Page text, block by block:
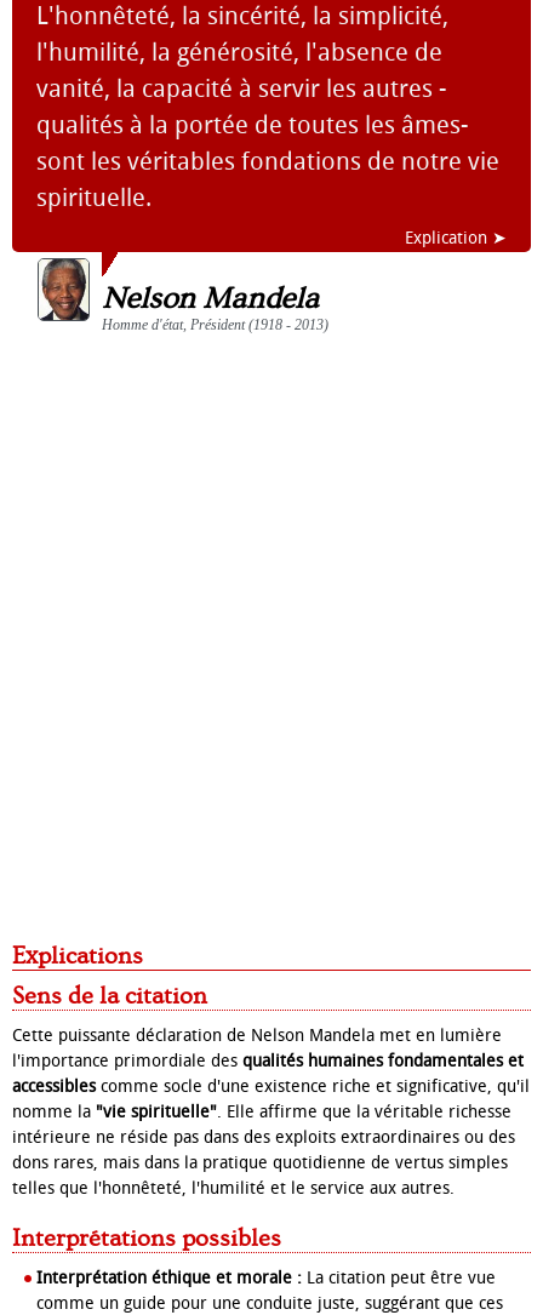
L'honnêteté, la sincérité, la simplicité,
l'humilité, la générosité, l'absence de
vanité, la capacité à servir les autres -
qualités à la portée de toutes les âmes-
sont les véritables fondations de notre vie
spirituelle.
Explication ➤
Nelson Mandela
Homme d'état, Président (1918 - 2013)
Explications
Sens de la citation
Cette puissante déclaration de Nelson Mandela met en lumière
l'importance primordiale des qualités humaines fondamentales et
accessiblescomme socle d'une existence riche et significative, qu'il
nomme la "vie spirituelle". Elle affirme que la véritable richesse
intérieure ne réside pas dans des exploits extraordinaires ou des
dons rares, mais dans la pratique quotidienne de vertus simples
telles que l'honnêteté, l'humilité et le service aux autres.
Interprétations possibles
Interprétation éthique et morale : La citation peut être vue
comme un guide pour une conduite juste, suggérant que ces